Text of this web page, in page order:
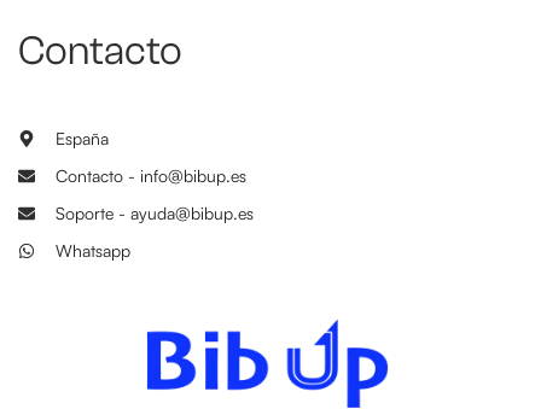
Contacto
España
Contacto - info@bibup.es
Soporte - ayuda@bibup.es
Whatsapp